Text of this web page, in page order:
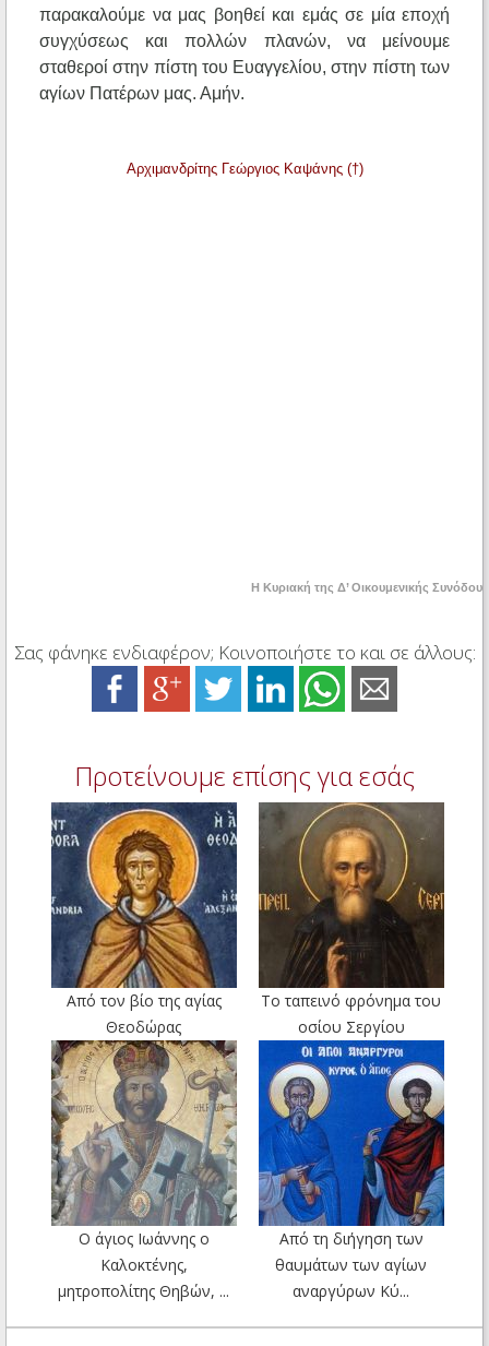
παρακαλούμε να μας βοηθεί και εμάς σε μία εποχή
συγχύσεως και πολλών πλανών, να μείνουμε
σταθεροί στην πίστη του Ευαγγελίου, στην πίστη των
αγίων Πατέρων μας. Αμήν.
Αρχιμανδρίτης Γεώργιος Καψάνης (†)
Η Κυριακή της Δ’ Οικουμενικής Συνόδου
Σας φάνηκε ενδιαφέρον; Κοινοποιήστε το και σε άλλους:
Προτείνουμε επίσης για εσάς
Από τον βίο της αγίας
Θεοδώρας
Το ταπεινό φρόνημα του
οσίου Σεργίου
Ο άγιος Ιωάννης ο
Καλοκτένης,
μητροπολίτης Θηβών, ...
Από τη διήγηση των
θαυμάτων των αγίων
αναργύρων Κύ...